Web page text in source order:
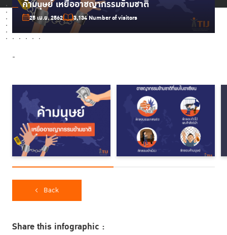
ค้ามนุษย์ เหยื่ออาชญากรรมข้ามชาติ
25 เม.ย. 2562 3,134 Number of visitors
-
Back
Share this infographic :